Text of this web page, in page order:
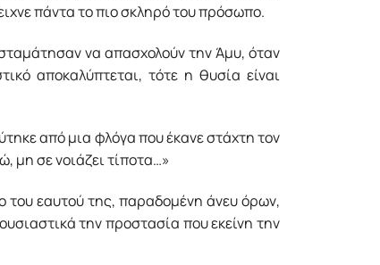
πάντα το πιο σκληρό του πρόσωπο.
να απασχολούν την Άμυ, όταν
αποκαλύπτεται, τότε η θυσία είναι
από μια φλόγα που έκανε στάχτη τον
μη σε νοιάζει τίποτα…»
του εαυτού της, παραδομένη άνευ όρων,
την προστασία που εκείνη την